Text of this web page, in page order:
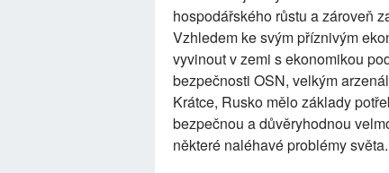
hospodářského růstu a zároveň
Vzhledem ke svým příznivým
vyvinout v zemi s ekonomikou
bezpečnosti OSN, velkým
Krátce, Rusko mělo základy
bezpečnou a důvěryhodnou
některé naléhavé problémy světa.